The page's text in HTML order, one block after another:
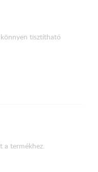
tisztítható
a termékhez.